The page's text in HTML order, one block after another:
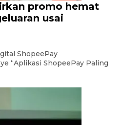
promo hemat
usai
ShopeePay
“Aplikasi ShopeePay Paling